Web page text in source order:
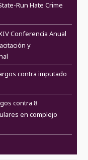
Run Hate Crime
Conferencia Anual
y
contra imputado
contra 8
en complejo